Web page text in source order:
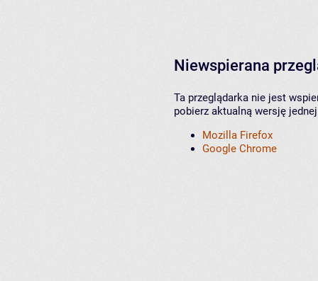
Niewspierana
Ta przeglądarka nie jest
pobierz aktualną wersję
Mozilla Firefox
Google Chrome